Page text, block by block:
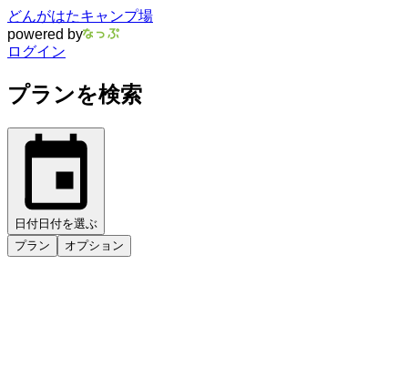
どんがはたキャンプ場
powered by
ログイン
プランを検索
日付 日付を選ぶ
プラン
オプション